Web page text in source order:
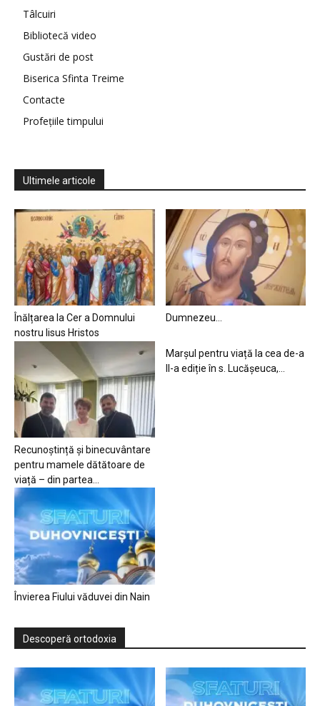
Tâlcuiri
Bibliotecă video
Gustări de post
Biserica Sfinta Treime
Contacte
Profețiile timpului
Ultimele articole
Înălțarea la Cer a Domnului
nostru Iisus Hristos
Dumnezeu…
Recunoștință și binecuvântare
pentru mamele dătătoare de
viață – din partea...
Marșul pentru viață la cea de-a
II-a ediție în s. Lucășeuca,...
Învierea Fiului văduvei din Nain
Descoperă ortodoxia